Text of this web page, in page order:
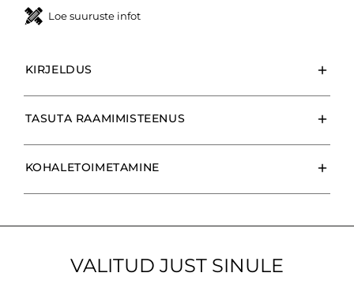
Loe suuruste infot
KIRJELDUS
TASUTA RAAMIMISTEENUS
KOHALETOIMETAMINE
VALITUD JUST SINULE